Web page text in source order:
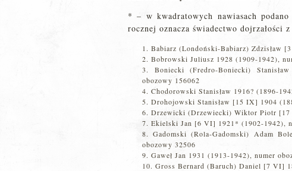
* – w kwadratowych nawiasach
rocznej oznacza świadectwo dojrzałości
Babiarz (Londoński-Babiarz) Zdzisław
Bobrowski Juliusz 1928 (1909-1942),
Boniecki (Fredro-Boniecki)
obozowy 156062
Chodorowski Stanisław 1916? (1896-
Drohojowski Stanisław [15 IX] 1904
Drzewicki (Drzewiecki) Wiktor Piotr
Ekielski Jan [6 VI] 1921* (1902-1942),
Gadomski (Rola-Gadomski) Adam
obozowy 32506
Gaweł Jan 1931 (1913-1942), numer
Gross Bernard (Baruch) Daniel [7 VI]